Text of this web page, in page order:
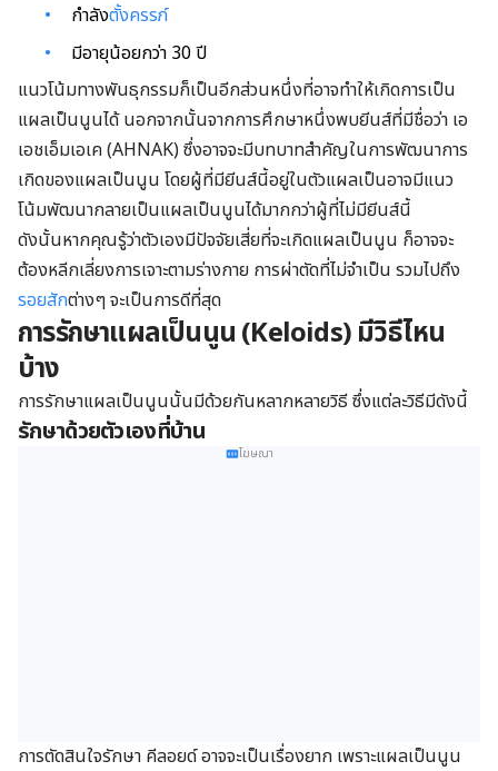
กำลังตั้งครรภ์
มีอายุน้อยกว่า 30 ปี
แนวโน้มทางพันธุกรรมก็เป็นอีกส่วนหนึ่งที่อาจทำให้เกิดการเป็น
แผลเป็นนูนได้ นอกจากนั้นจากการศึกษาหนึ่งพบยีนส์ที่มีชื่อว่า เอ
เอชเอ็มเอเค (AHNAK) ซึ่งอาจจะมีบทบาทสำคัญในการพัฒนาการ
เกิดของแผลเป็นนูน โดยผู้ที่มียีนส์นี้อยู่ในตัวแผลเป็นอาจมีแนว
โน้มพัฒนากลายเป็นแผลเป็นนูนได้มากกว่าผู้ที่ไม่มียีนส์นี้
ดังนั้นหากคุณรู้ว่าตัวเองมีปัจจัยเสี่ยที่จะเกิดแผลเป็นนูน ก็อาจจะ
ต้องหลีกเลี่ยงการเจาะตามร่างกาย การผ่าตัดที่ไม่จำเป็น รวมไปถึง
รอยสักต่างๆ จะเป็นการดีที่สุด
การรักษาแผลเป็นนูน(Keloids) มีวิธีไหน
บ้าง
การรักษาแผลเป็นนูนนั้นมีด้วยกันหลากหลายวิธี ซึ่งแต่ละวิธีมีดังนี้
รักษาด้วยตัวเองที่บ้าน
โฆษณา
การตัดสินใจรักษา คีลอยด์ อาจจะเป็นเรื่องยาก เพราะแผลเป็นนูน